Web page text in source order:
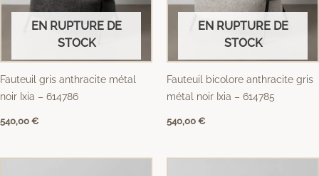
EN RUPTURE DE
STOCK
Fauteuil gris anthracite métal
noir Ixia – 614786
540,00 €
EN RUPTURE DE
STOCK
Fauteuil bicolore anthracite gris
métal noir Ixia – 614785
540,00 €